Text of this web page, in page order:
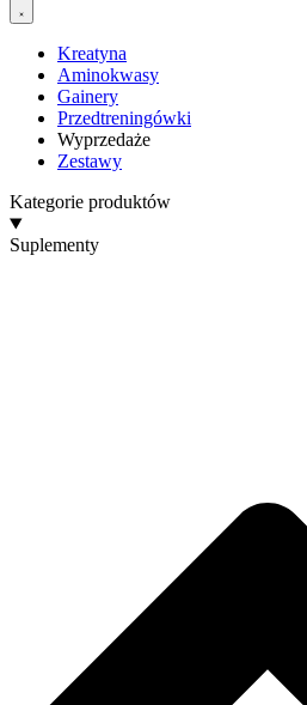
Kreatyna
Aminokwasy
Gainery
Przedtreningówki
Wyprzedaże
Zestawy
Kategorie produktów
Suplementy